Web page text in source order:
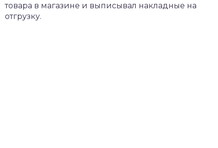
товара в магазине и выписывал накладные на
отгрузку.